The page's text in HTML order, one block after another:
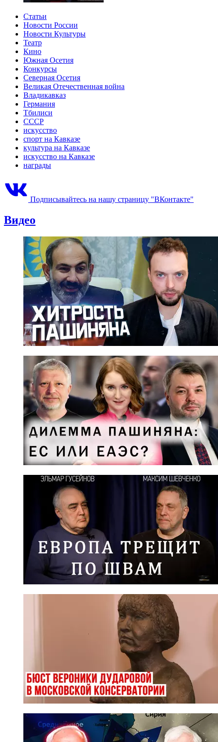
Статьи
Новости России
Новости Культуры
Театр
Кино
Южная Осетия
Конкурсы
Северная Осетия
Великая Отечественная война
Владикавказ
Германия
Тбилиси
СССР
искусство
спорт на Кавказе
культура на Кавказе
искусство на Кавказе
награды
Подписывайтесь на нашу страницу "ВКонтакте"
Видео